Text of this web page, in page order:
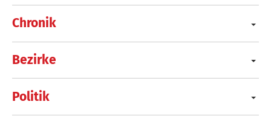
Chronik
Bezirke
Politik